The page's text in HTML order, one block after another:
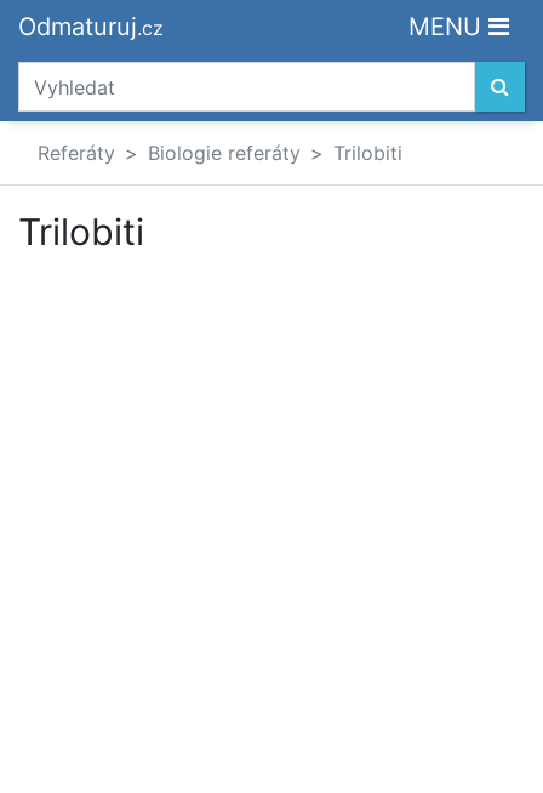
Odmaturuj.cz MENU
Referáty Biologie referáty Trilobiti
Trilobiti